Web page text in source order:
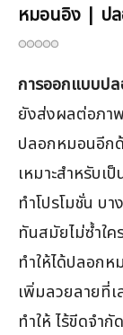
หมอนอิง | ป
การออกแบบป
ยังส่งผลต่อภา
ปลอกหมอนอีก
เหมาะสำหรับเ
ทำโปรโมชั่น บ
ทันสมัยไม่ซ้ำใ
ทำให้ได้ปลอกห
เพิ่มลวยลายที่
ทำให้ ไร้ขีดจำ